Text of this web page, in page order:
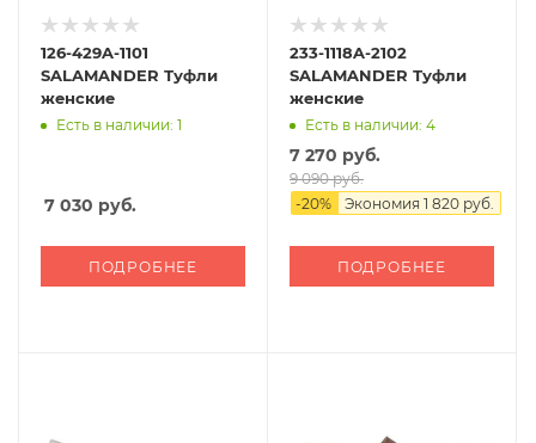
126-429A-1101
SALAMANDER Туфли
женские
Есть в наличии: 1
7 030 руб.
ПОДРОБНЕЕ
233-1118A-2102
SALAMANDER Туфли
женские
Есть в наличии: 4
7 270 руб.
9 090 руб.
-20% Экономия 1 820 руб.
ПОДРОБНЕЕ